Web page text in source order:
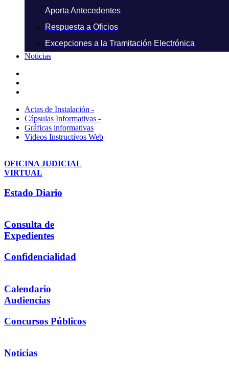
Aporta Antecedentes
Respuesta a Oficios
Excepciones a la Tramitación Electrónica
Noticias
Actas de Instalación -
Cápsulas Informativas -
Gráficas informativas
Videos Instructivos Web
OFICINA JUDICIAL
VIRTUAL
Estado Diario
Consulta de
Expedientes
Confidencialidad
Calendario
Audiencias
Concursos Públicos
Noticias